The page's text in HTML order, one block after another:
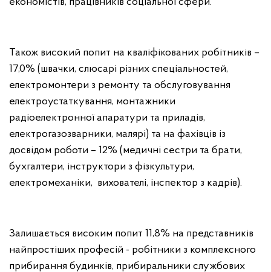
Також високий попит на кваліфікованих робітників –
17,0% (швачки, слюсарі різних спеціальностей,
електромонтери з ремонту та обслуговування
електроустаткування, монтажники
радіоелектронної апаратури та приладів,
електрогазозварники, малярі) та на фахівців із
досвідом роботи – 12% (медичні сестри та брати,
бухгалтери, інструктори з фізкультури,
електромеханіки, вихователі, інспектор з кадрів).
Залишається високим попит 11,8% на представників
найпростіших професій - робітники з комплексного
прибирання будинків, прибиральники службових